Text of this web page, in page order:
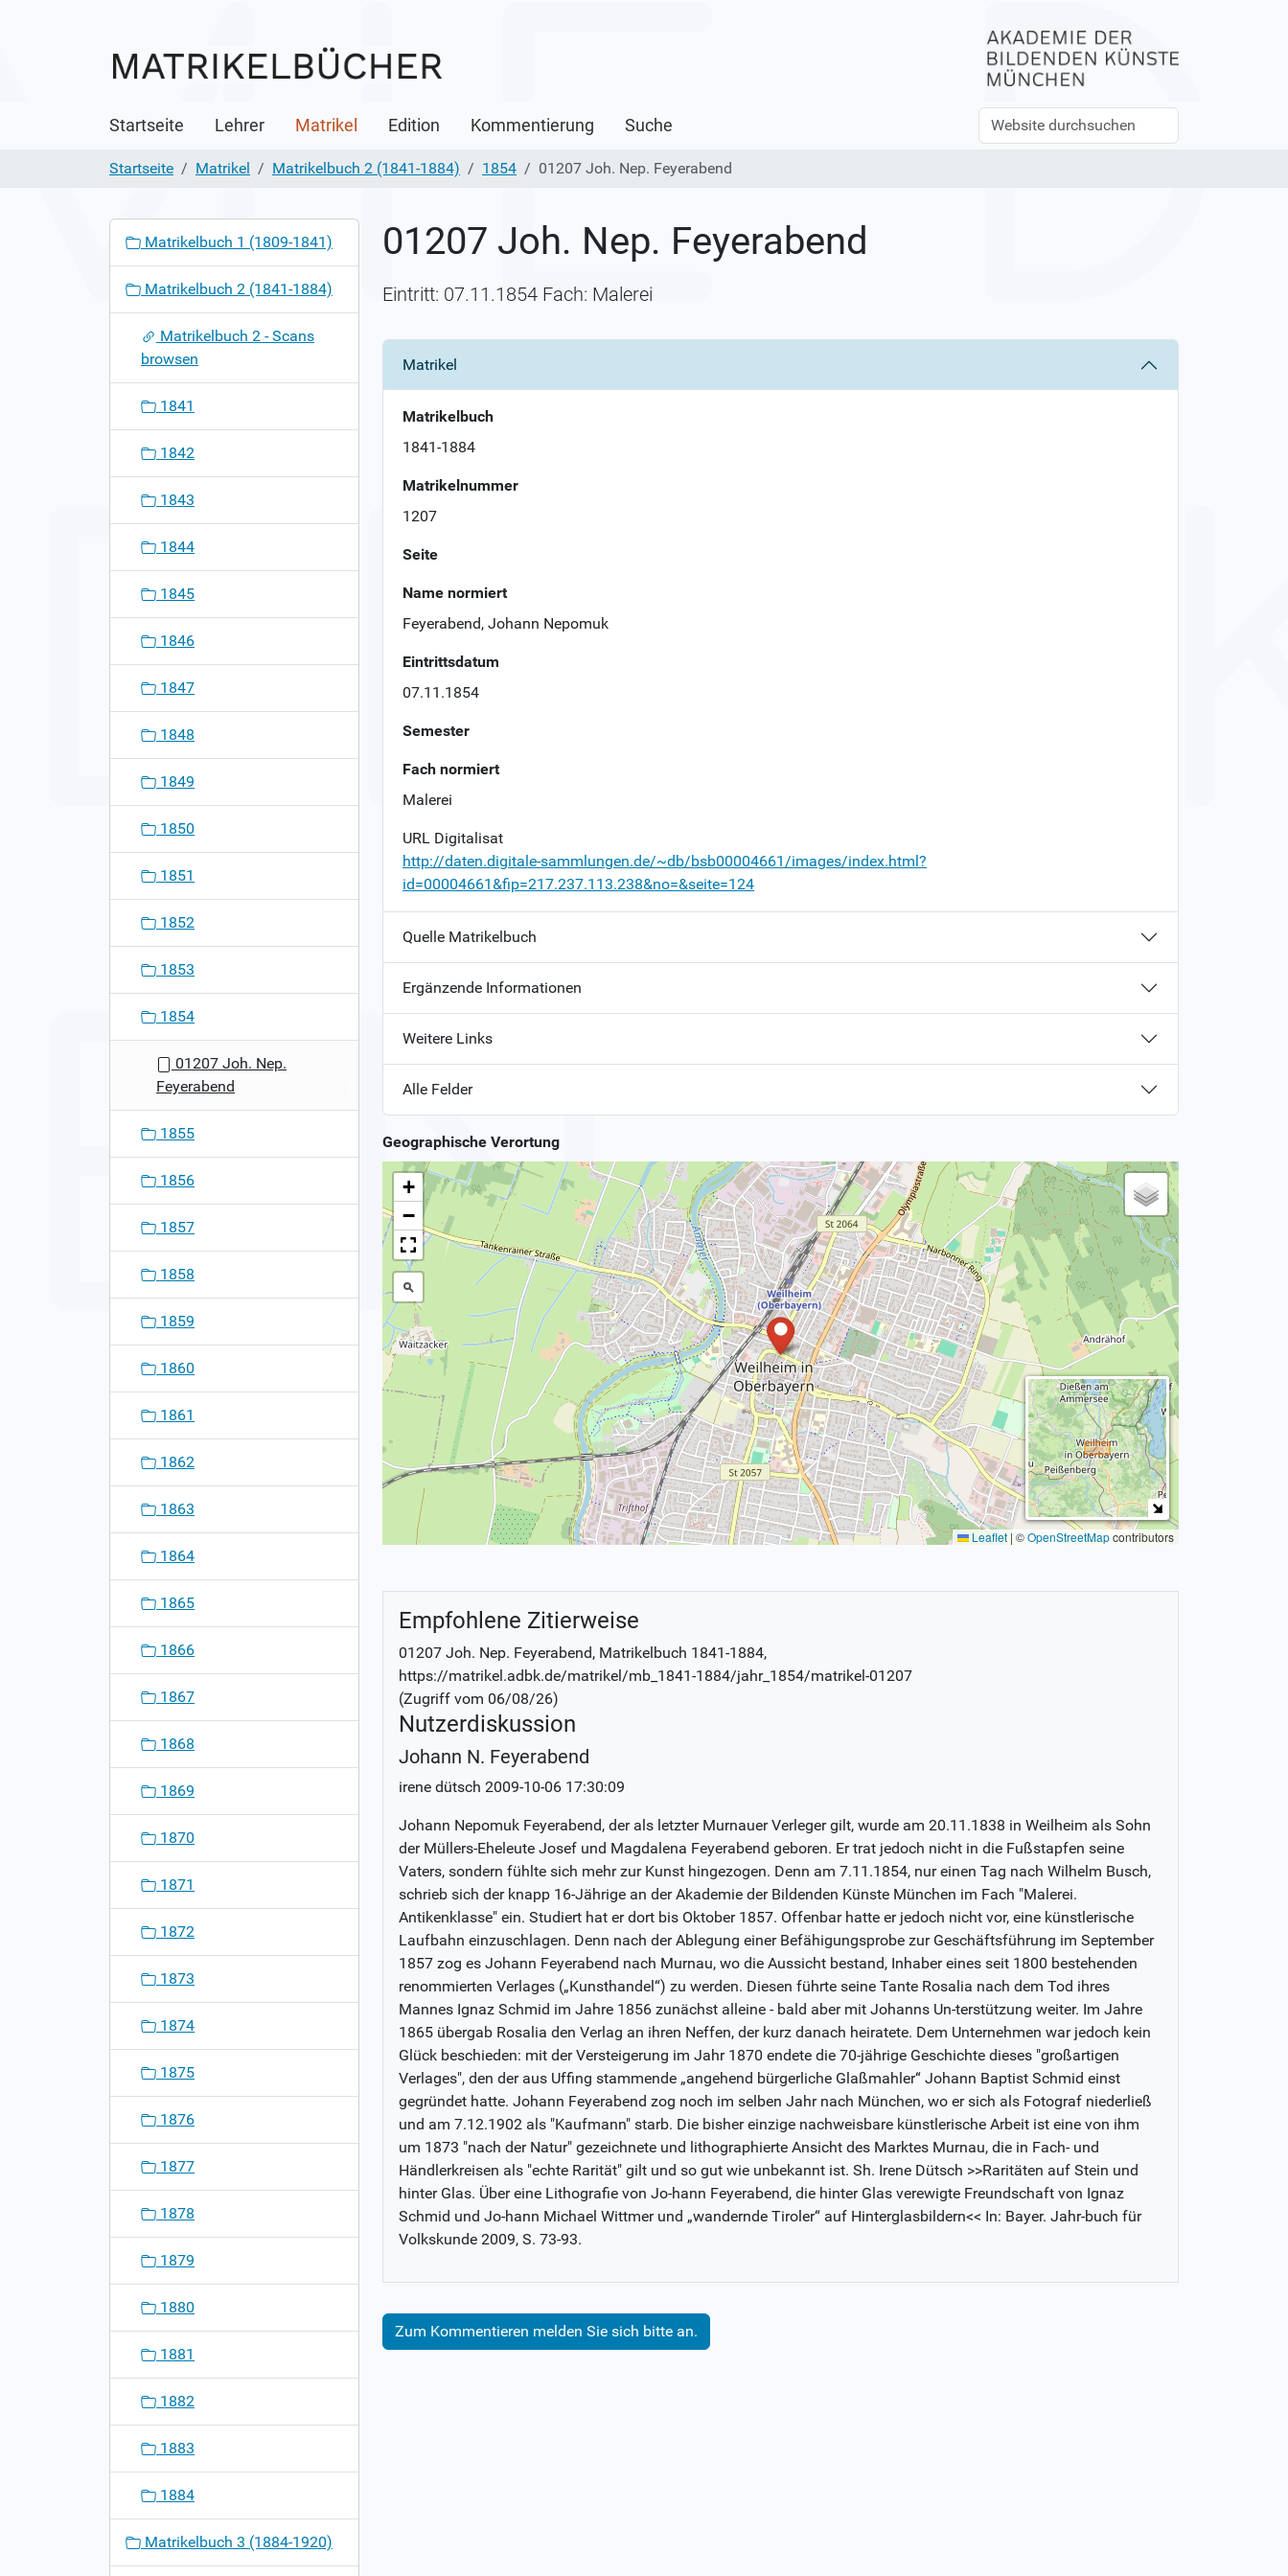
Startseite Lehrer Matrikel Edition Kommentierung Suche
Website
durchsuchen
Erweiterte
Suche…
Startseite
Matrikel Matrikelbuch 2 (1841-1884) 1854 01207 Joh. Nep. Feyerabend
01207 Joh. Nep. Feyerabend
Eintritt: 07.11.1854 Fach: Malerei
Matrikel
Matrikelbuch
1841-1884
Matrikelnummer
1207
Seite
Name normiert
Feyerabend, Johann Nepomuk
Eintrittsdatum
07.11.1854
Semester
Fach normiert
Malerei
URL Digitalisat
http://daten.digitale-sammlungen.de/~db/bsb00004661/images/index.html?
id=00004661&fip=217.237.113.238&no=&seite=124
Quelle Matrikelbuch
Ergänzende Informationen
Weitere Links
Alle Felder
Geographische Verortung
+
−
Leaflet | ©OpenStreetMapcontributors
Empfohlene Zitierweise
01207 Joh. Nep. Feyerabend, Matrikelbuch 1841-1884,
https://matrikel.adbk.de/matrikel/mb_1841-1884/jahr_1854/matrikel-01207
(Zugriff vom 06/08/26)
Nutzerdiskussion
Johann N. Feyerabend
irene dütsch 2009-10-06 17:30:09
Johann Nepomuk Feyerabend, der als letzter Murnauer Verleger gilt, wurde am 20.11.1838 in Weilheim als Sohn
der Müllers-Eheleute Josef und Magdalena Feyerabend geboren. Er trat jedoch nicht in die Fußstapfen seine
Vaters, sondern fühlte sich mehr zur Kunst hingezogen. Denn am 7.11.1854, nur einen Tag nach Wilhelm Busch,
schrieb sich der knapp 16-Jährige an der Akademie der Bildenden Künste München im Fach "Malerei.
Antikenklasse" ein. Studiert hat er dort bis Oktober 1857. Offenbar hatte er jedoch nicht vor, eine künstlerische
Laufbahn einzuschlagen. Denn nach der Ablegung einer Befähigungsprobe zur Geschäftsführung im September
1857 zog es Johann Feyerabend nach Murnau, wo die Aussicht bestand, Inhaber eines seit 1800 bestehenden
renommierten Verlages („Kunsthandel“) zu werden. Diesen führte seine Tante Rosalia nach dem Tod ihres
Mannes Ignaz Schmid im Jahre 1856 zunächst alleine - bald aber mit Johanns Un-terstützung weiter. Im Jahre
1865 übergab Rosalia den Verlag an ihren Neffen, der kurz danach heiratete. Dem Unternehmen war jedoch kein
Glück beschieden: mit der Versteigerung im Jahr 1870 endete die 70-jährige Geschichte dieses "großartigen
Verlages", den der aus Uffing stammende „angehend bürgerliche Glaßmahler“ Johann Baptist Schmid einst
gegründet hatte. Johann Feyerabend zog noch im selben Jahr nach München, wo er sich als Fotograf niederließ
und am 7.12.1902 als "Kaufmann" starb. Die bisher einzige nachweisbare künstlerische Arbeit ist eine von ihm
um 1873 "nach der Natur" gezeichnete und lithographierte Ansicht des Marktes Murnau, die in Fach- und
Händlerkreisen als "echte Rarität" gilt und so gut wie unbekannt ist. Sh. Irene Dütsch >>Raritäten auf Stein und
hinter Glas. Über eine Lithografie von Jo-hann Feyerabend, die hinter Glas verewigte Freundschaft von Ignaz
Schmid und Jo-hann Michael Wittmer und „wandernde Tiroler“ auf Hinterglasbildern<< In: Bayer. Jahr-buch für
Volkskunde 2009, S. 73-93.
Zum Kommentieren melden Sie sich bitte an.
n
Matrikelbuch 1 (1809-1841)
Matrikelbuch 2 (1841-1884)
Matrikelbuch 2 - Scans
browsen
1841
1842
1843
1844
1845
1846
1847
1848
1849
1850
1851
1852
1853
1854
01207 Joh. Nep.
Feyerabend
1855
1856
1857
1858
1859
1860
1861
1862
1863
1864
1865
1866
1867
1868
1869
1870
1871
1872
1873
1874
1875
1876
1877
1878
1879
1880
1881
1882
1883
1884
Matrikelbuch 3 (1884-1920)